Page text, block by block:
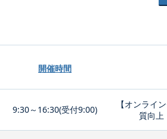
開催時間
9:30～16:30(受付9:00)
【オンライ
質向上